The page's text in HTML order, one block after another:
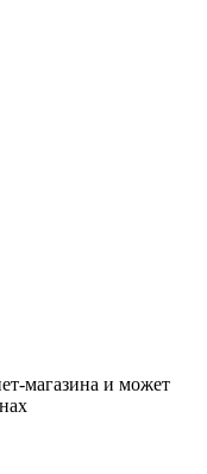
магазина и может